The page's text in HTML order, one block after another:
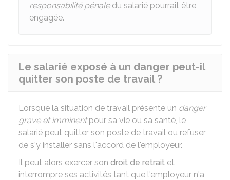
responsabilité pénaledu salarié pourrait être
engagée.
Le salarié exposé à un danger peut-il
quitter son poste de travail ?
Lorsque la situation de travail présente un danger
grave et imminentpour sa vie ou sa santé, le
salarié peut quitter son poste de travail ou refuser
de s'y installer sans l'accord de l'employeur.
Il peut alors exercer son droit de retrait et
interrompre ses activités tant que l'employeur n'a